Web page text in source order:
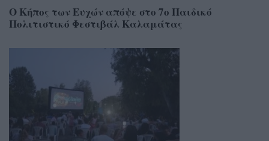
Ο Κήπος των Ευχών απόψε στο 7ο Παιδικό
Πολιτιστικό Φεστιβάλ Καλαμάτας